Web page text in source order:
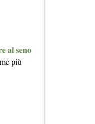
al seno
più